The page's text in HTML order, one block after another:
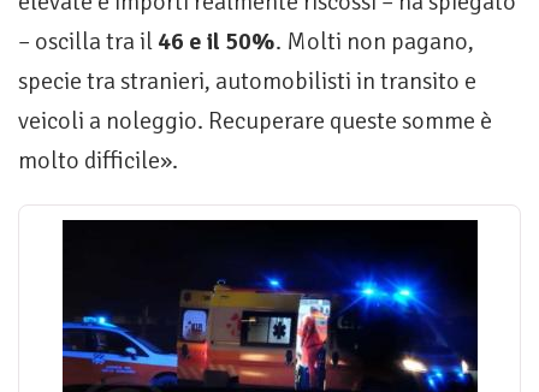
– oscilla tra il 46 e il 50%. Molti non pagano,
specie tra stranieri, automobilisti in transito e
veicoli a noleggio. Recuperare queste somme è
molto difficile».